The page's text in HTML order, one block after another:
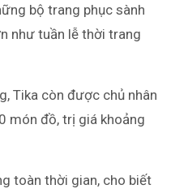
bộ trang phục sành
như tuần lễ thời trang
Tika còn được chủ nhân
món đồ, trị giá khoảng
toàn thời gian, cho biết